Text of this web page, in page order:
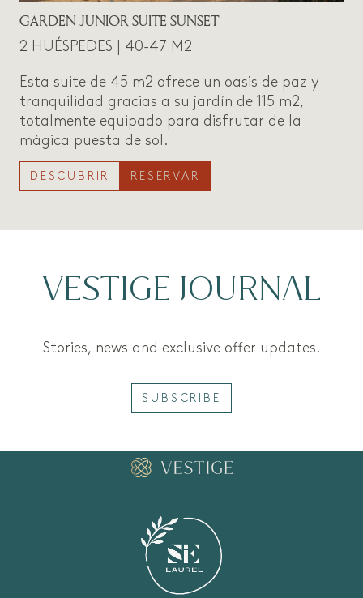
GARDEN JUNIOR SUITE SUNSET
2 HUÉSPEDES | 40-47 M2
Esta suite de 45 m2 ofrece un oasis de paz y
tranquilidad gracias a su jardín de 115 m2,
totalmente equipado para disfrutar de la
mágica puesta de sol.
DESCUBRIR RESERVAR
VESTIGE JOURNAL
Stories, news and exclusive offer updates.
SUBSCRIBE